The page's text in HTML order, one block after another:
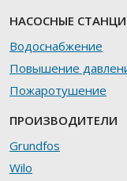
НАСОСНЫЕ
Водоснабжение
Повышение
Пожаротушение
ПРОИЗВОДИТЕЛИ
Grundfos
Wilo